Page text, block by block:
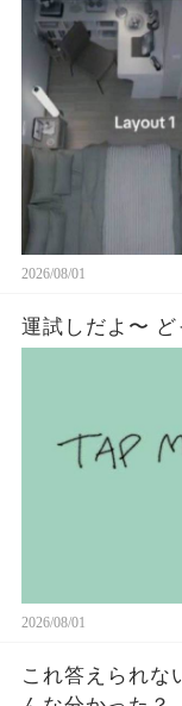
2026/08/01
運試しだよ〜
2026/08/01
これ答えられな